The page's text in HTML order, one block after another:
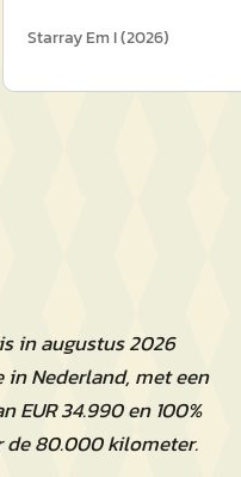
Starray Em I(2026)
in augustus 2026
Nederland, met een
EUR 34.990 en 100%
de 80.000 kilometer.